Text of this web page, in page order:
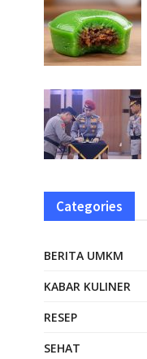
Categories
BERITA UMKM
KABAR KULINER
RESEP
SEHAT